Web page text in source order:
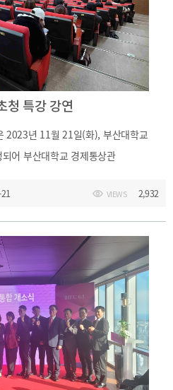
청 특강 강연
2023년 11월 21일(화), 부산대학교
어 부산대학교 경제통상관
안' 이라는 주제로 강연 하였다.
VIEWS 2,932